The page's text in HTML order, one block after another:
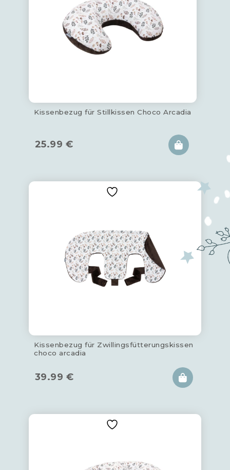
Kissenbezug für Stillkissen Choco Arcadia
25.99 €
Kissenbezug für Zwillingsfütterungskissen
choco arcadia
39.99 €